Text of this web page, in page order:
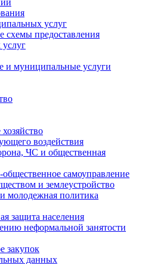
услуг
схемы предоставления
и муниципальные услуги
воздействия
ЧС и общественная
самоуправление
и землеустройство
молодежная политика
защита населения
неформальной занятости
закупок
данных